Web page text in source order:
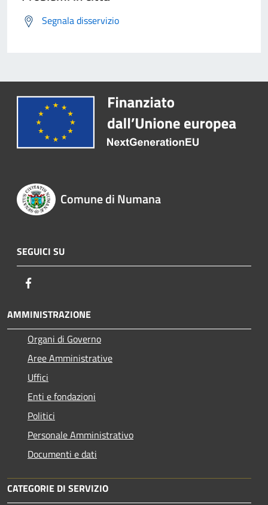
Segnala disservizio
Comune di Numana
SEGUICI SU
AMMINISTRAZIONE
Organi di Governo
Aree Amministrative
Uffici
Enti e fondazioni
Politici
Personale Amministrativo
Documenti e dati
CATEGORIE DI SERVIZIO